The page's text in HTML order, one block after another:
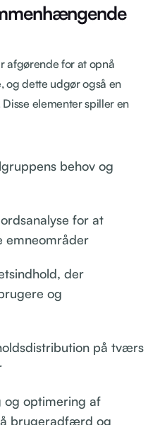
afgørende for at opnå
og dette udgør også en
elementer spiller en
behov og
for at
emneområder
der
og
på tværs
og optimering af
brugeradfærd og